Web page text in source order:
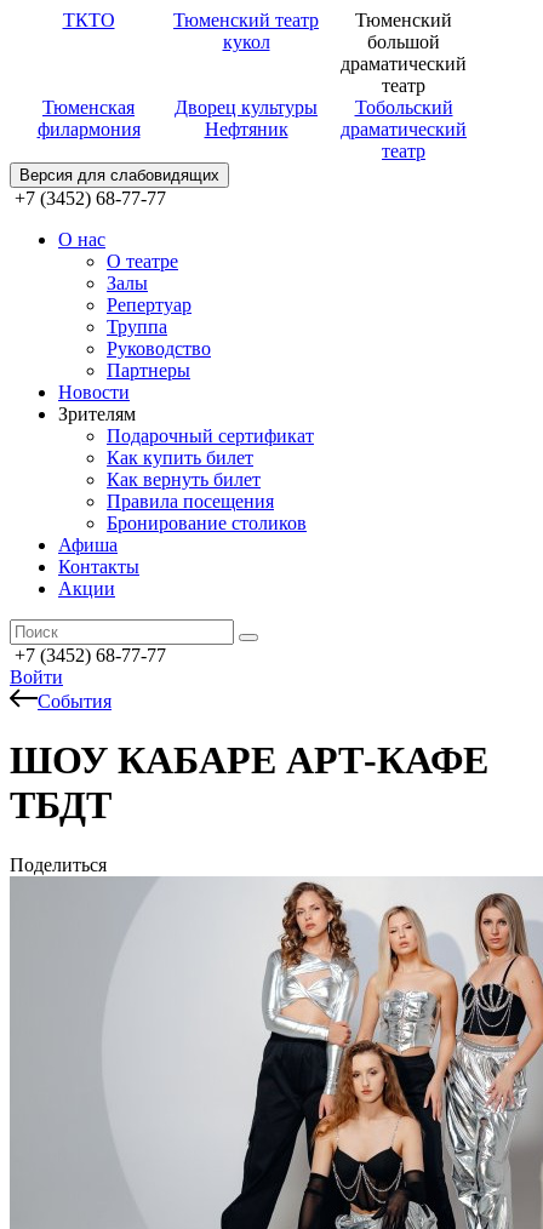
ТКТО
Тюменский театр
кукол
Тюменский
большой
драматический
театр
Тюменская
филармония
Дворец культуры
Нефтяник
Тобольский
драматический
театр
Версия для слабовидящих
+7 (3452) 68-77-77
О нас
О театре
Залы
Репертуар
Труппа
Руководство
Партнеры
Новости
Зрителям
Подарочный сертификат
Как купить билет
Как вернуть билет
Правила посещения
Бронирование столиков
Афиша
Контакты
Акции
+7 (3452) 68-77-77
Войти
События
ШОУ КАБАРЕ АРТ-КАФЕ
ТБДТ
Поделиться